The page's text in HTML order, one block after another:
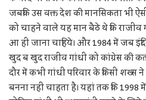
जबकि उस वक्त देश की मानसिकता भी
को चाहने वाले यह मान बैठे थे कि राजीव
आ ही जाना चाहिये। और 1984 में जब
खुद ब खुद राजीव गांधी को कांग्रेस की
दौर में कभी गांधी परिवार के किसी शख्स
बनना नहीं चाहता है। यहां तक कि 1998